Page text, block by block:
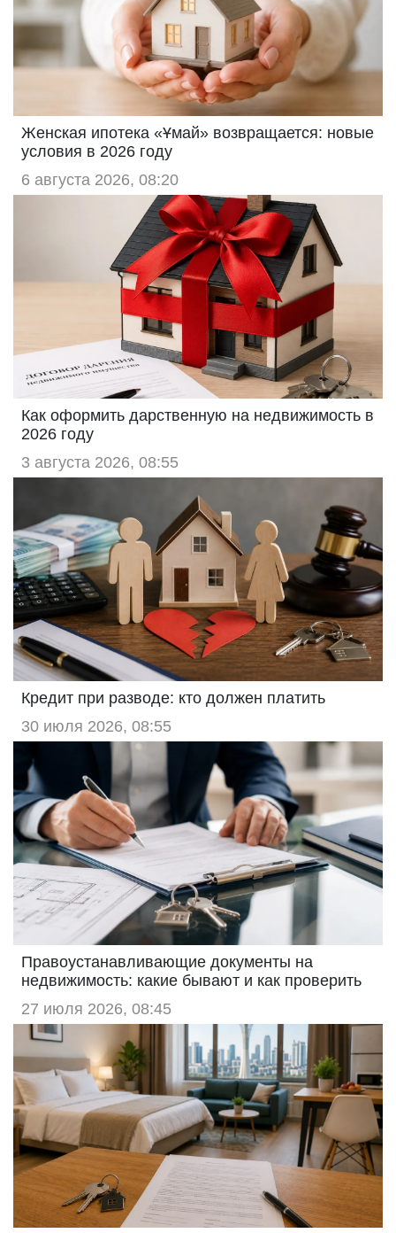
Женская ипотека «Ұмай» возвращается: новые
условия в 2026 году
6 августа 2026, 08:20
Как оформить дарственную на недвижимость в
2026 году
3 августа 2026, 08:55
Кредит при разводе: кто должен платить
30 июля 2026, 08:55
Правоустанавливающие документы на
недвижимость: какие бывают и как проверить
27 июля 2026, 08:45